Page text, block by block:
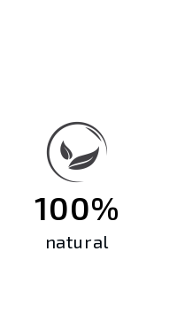
100%
natural